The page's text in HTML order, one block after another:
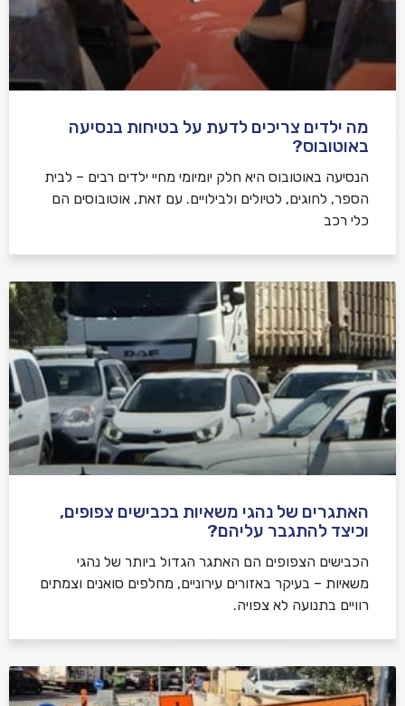
מה ילדים צריכים לדעת על בטיחות בנסיעה
באוטובוס?
הנסיעה באוטובוס היא חלק יומיומי מחיי ילדים רבים – לבית
הספר, לחוגים, לטיולים ולבילויים. עם זאת, אוטובוסים הם
כלי רכב
האתגרים של נהגי משאיות בכבישים צפופים,
וכיצד להתגבר עליהם?
הכבישים הצפופים הם האתגר הגדול ביותר של נהגי
משאיות – בעיקר באזורים עירוניים, מחלפים סואנים וצמתים
רוויים בתנועה לא צפויה.